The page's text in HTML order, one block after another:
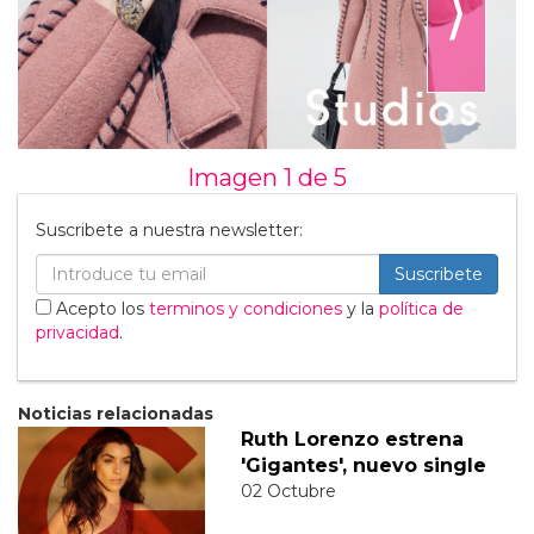
Imagen 1 de 5
Suscribete a nuestra newsletter:
Suscribete
Acepto los terminos y condiciones y la política de
privacidad.
Noticias relacionadas
Ruth Lorenzo estrena
'Gigantes', nuevo single
02 Octubre